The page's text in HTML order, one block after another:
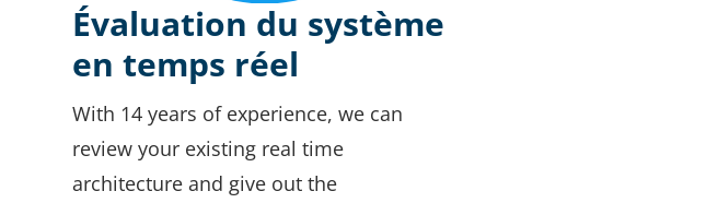
Évaluation du système
en temps réel
With 14 years of experience, we can
review your existing real time
architecture and give out the